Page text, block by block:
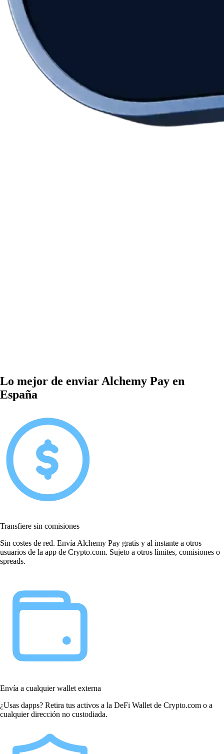
Lo mejor de enviar Alchemy Pay en
España
Transfiere sin comisiones
Sin costes de red. Envía Alchemy Pay gratis y al instante a otros
usuarios de la app de Crypto.com. Sujeto a otros límites, comisiones o
spreads.
Envía a cualquier wallet externa
¿Usas dapps? Retira tus activos a la DeFi Wallet de Crypto.com o a
cualquier dirección no custodiada.